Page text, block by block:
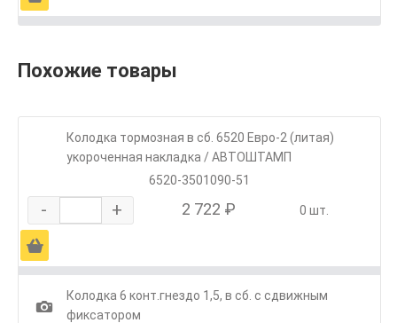
Похожие товары
Колодка тормозная в сб. 6520 Евро-2 (литая)
укороченная накладка / АВТОШТАМП
6520-3501090-51
- + 2 722 ₽ 0 шт.
Ä
1
Колодка 6 конт.гнездо 1,5, в сб. с сдвижным
фиксатором